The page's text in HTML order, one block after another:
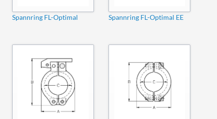
Spannring FL-Optimal Spannring FL-Optimal EE